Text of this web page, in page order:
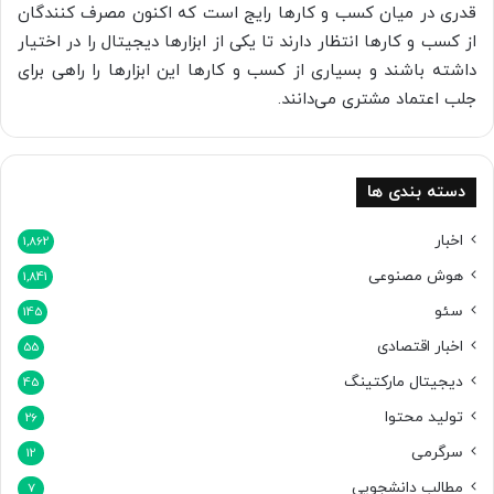
قدری در میان کسب و کارها رایج است که اکنون مصرف کنندگان
از کسب و کارها انتظار دارند تا یکی از ابزارها دیجیتال را در اختیار
داشته باشند و بسیاری از کسب و کارها این ابزارها را راهی برای
جلب اعتماد مشتری می‌دانند.
دسته بندی ها
اخبار 1,862
هوش مصنوعی 1,841
سئو 145
اخبار اقتصادی 55
دیجیتال مارکتینگ 45
تولید محتوا 26
سرگرمی 12
مطالب دانشجویی 7